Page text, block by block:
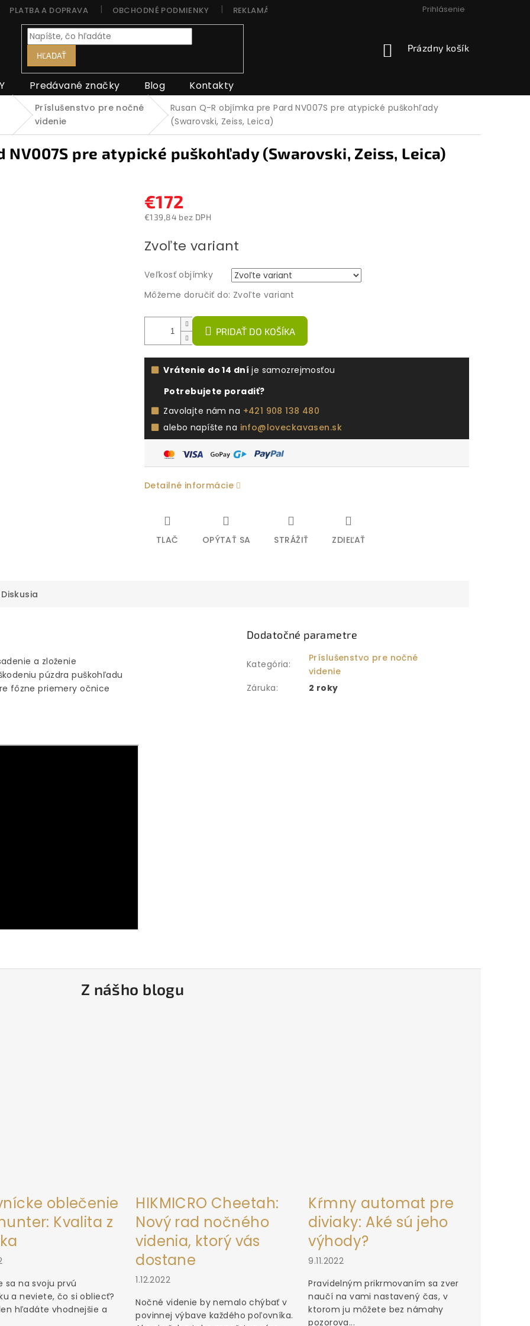
PLATBA A DOPRAVA OBCHODNÉ PODMIENKY REKLAMÁCIA, VÝMENA, VRÁTENIE PODMIENKY OCHRANY
Prihlásenie
HĽADAŤ
NÁKUPNÝ
Prázdny košík
Predávané značky Blog Kontakty
Príslušenstvo pre nočné
videnie
Rusan Q-R objímka pre Pard NV007S pre atypické puškohľady
(Swarovski, Zeiss, Leica)
NV007S pre atypické puškohľady (Swarovski, Zeiss, Leica)
€172
€139,84 bez DPH
cena:
Zvoľte variant
Veľkosť objímky
Môžeme doručiť do: Zvoľte variant
PRIDAŤ DO KOŠÍKA
Vrátenie do 14 dní je samozrejmosťou
Potrebujete poradiť?
Zavolajte nám na +421 908 138 480
alebo napíšte na info@loveckavasen.sk
Detailné informácie
TLAČ OPÝTAŤ SA STRÁŽIŤ ZDIEĽAŤ
Diskusia
a zloženie
púzdra puškohľadu
fôzne priemery očnice
Dodatočné parametre
Kategória:
Príslušenstvo pre nočné
videnie
Záruka: 2 roky
Z nášho blogu
oblečenie
Kvalita z
sa na svoju prvú
a neviete, čo si obliecť?
hľadáte vhodnejšie a
HIKMICRO Cheetah:
Nový rad nočného
videnia, ktorý vás
dostane
1.12.2022
Nočné videnie by nemalo chýbať v
povinnej výbave každého poľovníka.
Kŕmny automat pre
diviaky: Aké sú jeho
výhody?
9.11.2022
Pravidelným prikrmovaním sa zver
naučí na vami nastavený čas, v
ktorom ju môžete bez námahy
pozorova...